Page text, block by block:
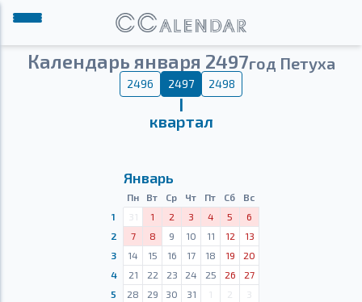
Календарь января 2497год Петуха
2496 2497 2498
Ⅰ
квартал
Январь
Пн Вт Ср Чт Пт Сб
Вс
1
31 1 2 3 4 5
6
2
7 8 9 10 11 12
13
3
14 15 16 17 18 19
20
4
21 22 23 24 25 26
27
5
28 29 30 31 1 2
3